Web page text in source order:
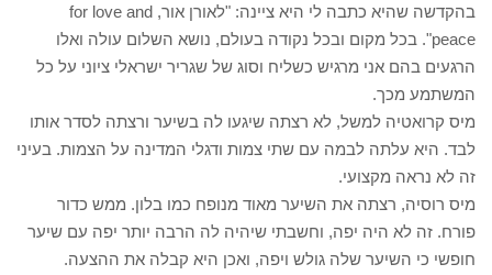
בהקדשה שהיא כתבה לי היא ציינה: "לאורן אור, for love and
peace". בכל מקום ובכל נקודה בעולם, נושא השלום עולה ואלו
הרגעים בהם אני מרגיש כשליח וסוג של שגריר ישראלי ציוני על כל
המשתמע מכך.
מיס קרואטיה למשל, לא רצתה שיגעו לה בשיער ורצתה לסדר אותו
לבד. היא עלתה לבמה עם שתי צמות ודגלי המדינה על הצמות. בעיני
זה לא נראה מקצועי.
מיס רוסיה, רצתה את השיער מאוד מנופח כמו בלון. ממש כדור
פורח. זה לא היה יפה, וחשבתי שיהיה לה הרבה יותר יפה עם שיער
חופשי כי השיער שלה גולש ויפה, ואכן היא קבלה את ההצעה.